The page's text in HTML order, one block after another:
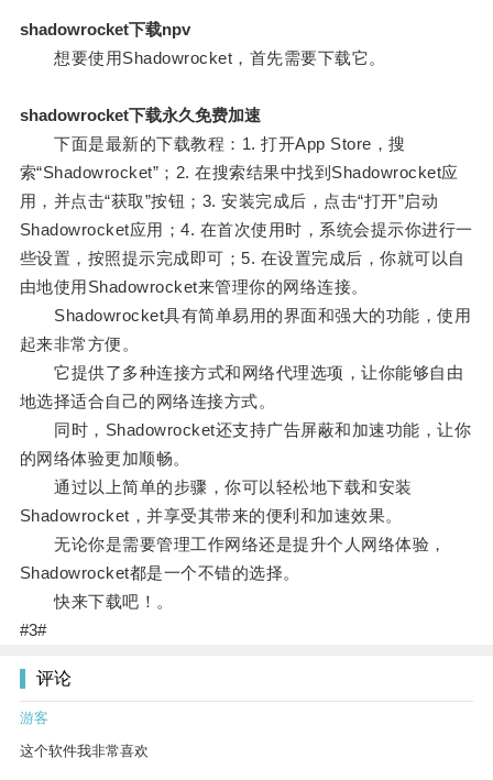
shadowrocket下载npv
想要使用Shadowrocket，首先需要下载它。
shadowrocket下载永久免费加速
下面是最新的下载教程：1. 打开App Store，搜
索“Shadowrocket”；2. 在搜索结果中找到Shadowrocket应
用，并点击“获取”按钮；3. 安装完成后，点击“打开”启动
Shadowrocket应用；4. 在首次使用时，系统会提示你进行一
些设置，按照提示完成即可；5. 在设置完成后，你就可以自
由地使用Shadowrocket来管理你的网络连接。
Shadowrocket具有简单易用的界面和强大的功能，使用
起来非常方便。
它提供了多种连接方式和网络代理选项，让你能够自由
地选择适合自己的网络连接方式。
同时，Shadowrocket还支持广告屏蔽和加速功能，让你
的网络体验更加顺畅。
通过以上简单的步骤，你可以轻松地下载和安装
Shadowrocket，并享受其带来的便利和加速效果。
无论你是需要管理工作网络还是提升个人网络体验，
Shadowrocket都是一个不错的选择。
快来下载吧！。
#3#
评论
游客
这个软件我非常喜欢